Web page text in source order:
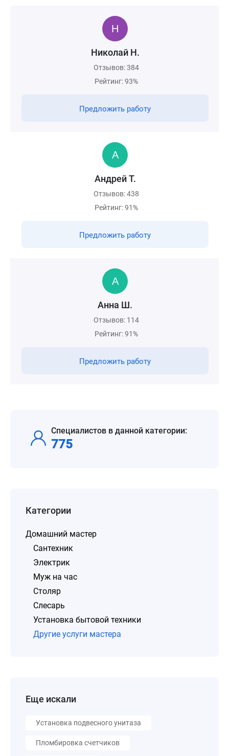
Николай Н.
Отзывов: 384
Рейтинг: 93%
Предложить работу
Андрей Т.
Отзывов: 438
Рейтинг: 91%
Предложить работу
Анна Ш.
Отзывов: 114
Рейтинг: 91%
Предложить работу
Специалистов в данной категории:
775
Категории
Домашний мастер
Сантехник
Электрик
Муж на час
Столяр
Слесарь
Установка бытовой техники
Другие услуги мастера
Еще искали
Установка подвесного унитаза
Пломбировка счетчиков